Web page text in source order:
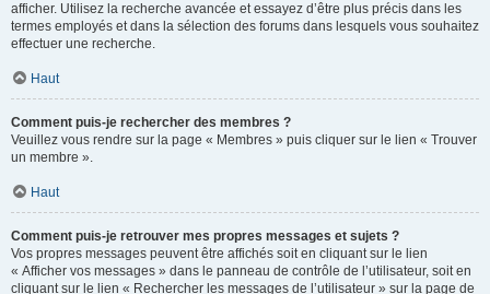
afficher. Utilisez la recherche avancée et essayez d’être plus précis dans les
termes employés et dans la sélection des forums dans lesquels vous souhaitez
effectuer une recherche.
Haut
Comment puis-je rechercher des membres ?
Veuillez vous rendre sur la page « Membres » puis cliquer sur le lien « Trouver
un membre ».
Haut
Comment puis-je retrouver mes propres messages et sujets ?
Vos propres messages peuvent être affichés soit en cliquant sur le lien
« Afficher vos messages » dans le panneau de contrôle de l’utilisateur, soit en
cliquant sur le lien « Rechercher les messages de l’utilisateur » sur la page de